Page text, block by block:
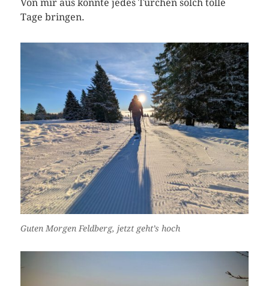
Von mir aus könnte jedes Türchen solch tolle
Tage bringen.
Guten Morgen Feldberg, jetzt geht’s hoch